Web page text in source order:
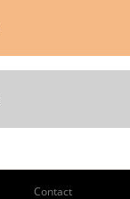
Contact